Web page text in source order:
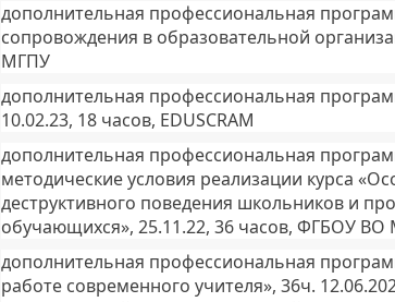
дополнительная профессиональная
сопровождения в образовательной
МГПУ
дополнительная профессиональная
10.02.23, 18 часов, EDUSCRAM
дополнительная профессиональная
методические условия реализации курса
деструктивного поведения школьников и
обучающихся», 25.11.22, 36 часов, ФГБОУ
дополнительная профессиональная
работе современного учителя», 36ч.